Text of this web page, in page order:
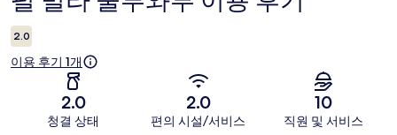
용
후
2.0
이용 후기 1개
2.0
청결 상태
2.0
편의 시설/서비스
10
직원 및 서비스